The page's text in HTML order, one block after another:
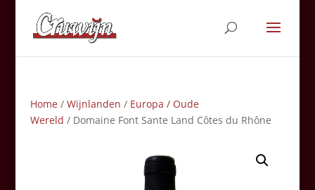
Home/ Wijnlanden / Europa / Oude
Wereld / Domaine Font Sante Land Côtes du Rhône